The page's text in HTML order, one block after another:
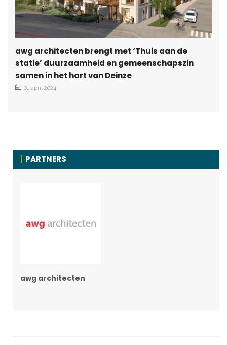
awg architecten brengt met ‘Thuis aan de
statie’ duurzaamheid en gemeenschapszin
samen in het hart van Deinze
01 april 2024
PARTNERS
awg architecten